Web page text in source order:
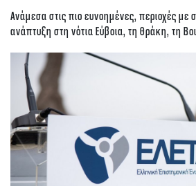
Ανάμεσα στις πιο ευνοημένες, περιοχές με
ανάπτυξη στη νότια Εύβοια, τη Θράκη, τη